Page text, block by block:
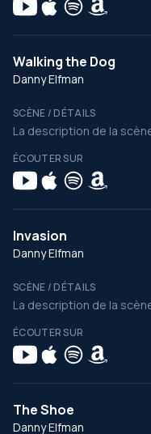
Walking the Dog
Danny Elfman
SCÈNE / DÉTAILS
La description de la
ÉCOUTER SUR
Invasion
Danny Elfman
SCÈNE / DÉTAILS
La description de la
ÉCOUTER SUR
The Shoe
Danny Elfman